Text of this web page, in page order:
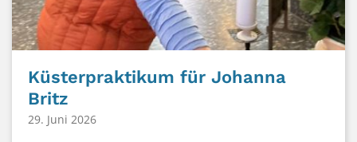
Küsterpraktikum für Johanna
Britz
29. Juni 2026